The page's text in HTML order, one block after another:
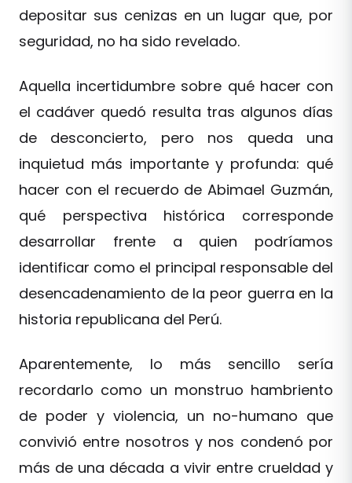
depositar sus cenizas en un lugar que, por
seguridad, no ha sido revelado.
Aquella incertidumbre sobre qué hacer con
el cadáver quedó resulta tras algunos días
de desconcierto, pero nos queda una
inquietud más importante y profunda: qué
hacer con el recuerdo de Abimael Guzmán,
qué perspectiva histórica corresponde
desarrollar frente a quien podríamos
identificar como el principal responsable del
desencadenamiento de la peor guerra en la
historia republicana del Perú.
Aparentemente, lo más sencillo sería
recordarlo como un monstruo hambriento
de poder y violencia, un no-humano que
convivió entre nosotros y nos condenó por
más de una década a vivir entre crueldad y